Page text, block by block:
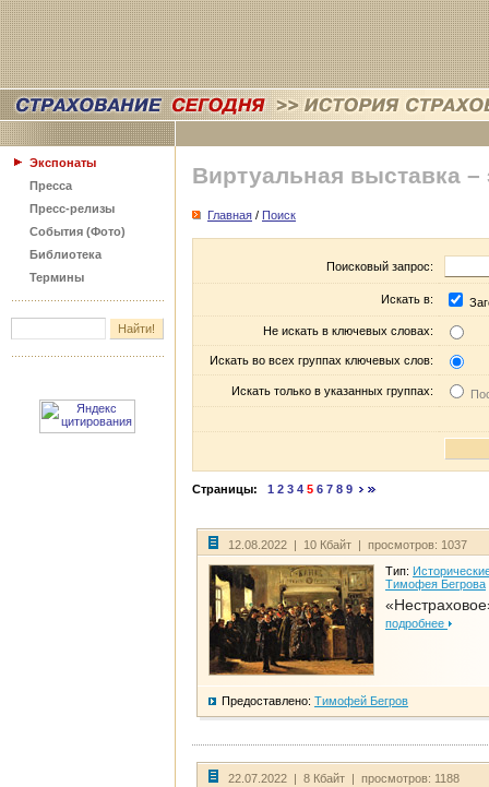
Экспонаты
Пресса
Пресс-релизы
События (Фото)
Библиотека
Термины
Виртуальная выставка –
Главная / Поиск
Поисковый запрос:
Искать в:
Не искать в ключевых словах:
Искать во всех группах ключевых слов:
Искать только в указанных группах:
Страницы: 1 2 3 4 5 6 7 8 9
12.08.2022 | 10 Кбайт | просмотров: 1037
Тип:
Тимофея Бегрова
подробнее
Предоставлено: Тимофей Бегров
22.07.2022 | 8 Кбайт | просмотров: 1188